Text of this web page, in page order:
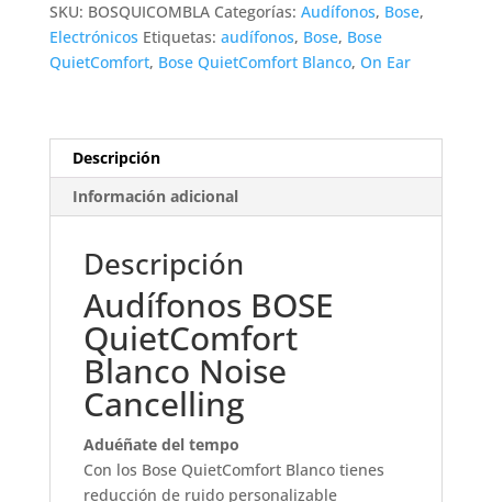
Cancelling
cantidad
SKU: BOSQUICOMBLA Categorías: Audífonos, Bose,
Electrónicos Etiquetas: audífonos, Bose, Bose
QuietComfort, Bose QuietComfort Blanco, On Ear
Descripción
Información adicional
Descripción
Audífonos BOSE
QuietComfort
Blanco Noise
Cancelling
Aduéñate del tempo
Con los Bose QuietComfort Blanco tienes
reducción de ruido personalizable